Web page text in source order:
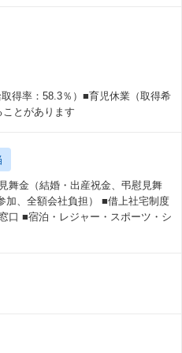
得率：58.3％）■育児休業（取得希
とがあります
舞⾦（結婚・出産祝⾦、弔慰⾒舞
加、全額会社負担） ■借上社宅制度
口 ■宿泊・レジャー・スポーツ・シ